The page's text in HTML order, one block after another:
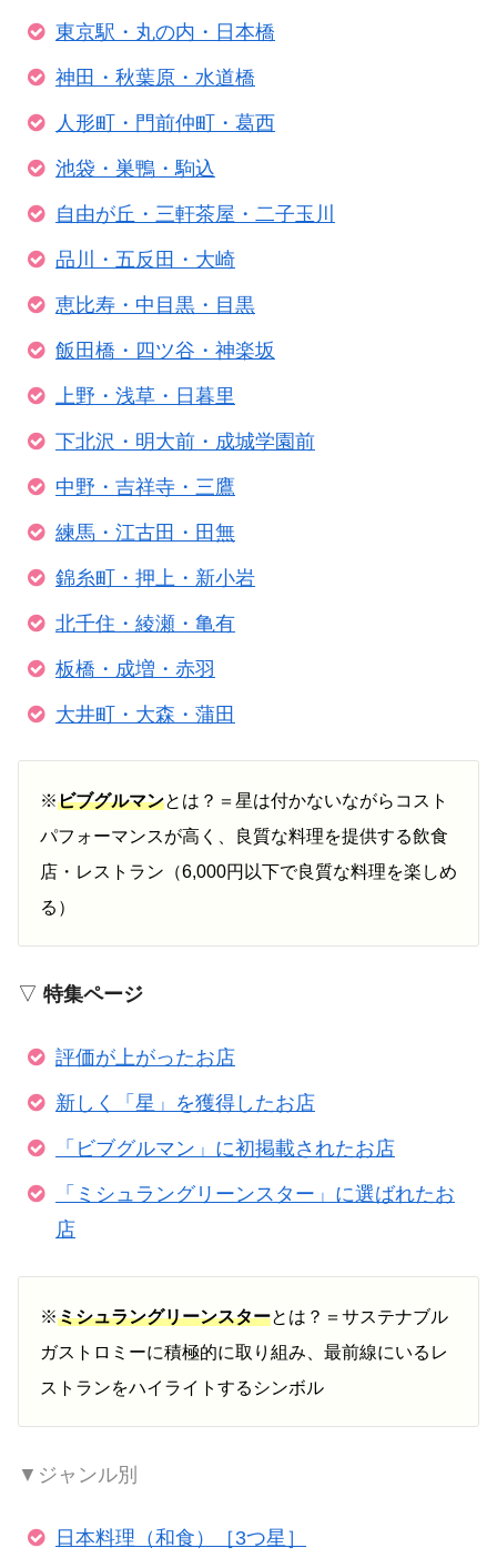
東京駅・丸の内・日本橋
神田・秋葉原・水道橋
人形町・門前仲町・葛西
池袋・巣鴨・駒込
自由が丘・三軒茶屋・二子玉川
品川・五反田・大崎
恵比寿・中目黒・目黒
飯田橋・四ツ谷・神楽坂
上野・浅草・日暮里
下北沢・明大前・成城学園前
中野・吉祥寺・三鷹
練馬・江古田・田無
錦糸町・押上・新小岩
北千住・綾瀬・亀有
板橋・成増・赤羽
大井町・大森・蒲田
※ビブグルマンとは？＝星は付かないながらコスト
パフォーマンスが高く、良質な料理を提供する飲食
店・レストラン（6,000円以下で良質な料理を楽しめ
る）
▽ 特集ページ
評価が上がったお店
新しく「星」を獲得したお店
「ビブグルマン」に初掲載されたお店
「ミシュラングリーンスター」に選ばれたお
店
※ミシュラングリーンスターとは？＝サステナブル
ガストロミーに積極的に取り組み、最前線にいるレ
ストランをハイライトするシンボル
▼ジャンル別
日本料理（和食）［3つ星］